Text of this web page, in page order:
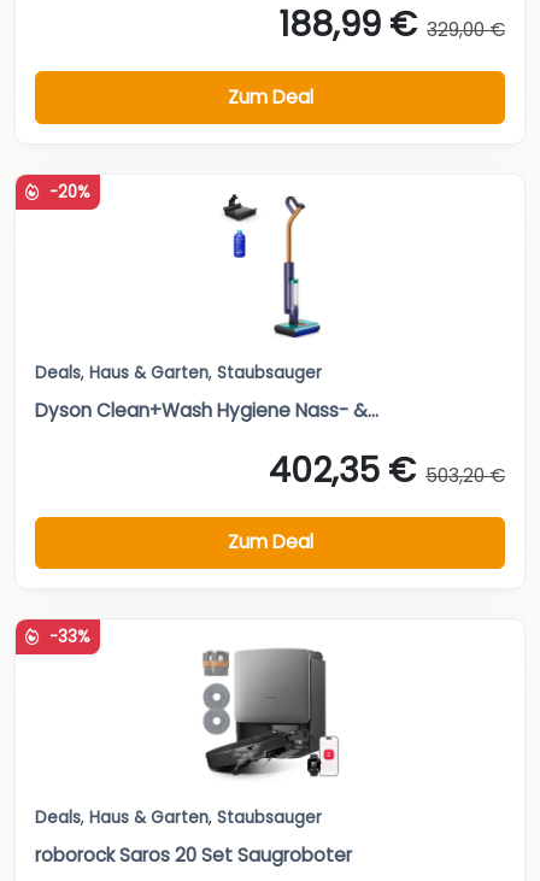
188,99 € 329,00 €
Zum Deal
-20%
Deals, Haus & Garten, Staubsauger
Dyson Clean+Wash Hygiene Nass- &...
402,35 € 503,20 €
Zum Deal
-33%
Deals, Haus & Garten, Staubsauger
roborock Saros 20 Set Saugroboter